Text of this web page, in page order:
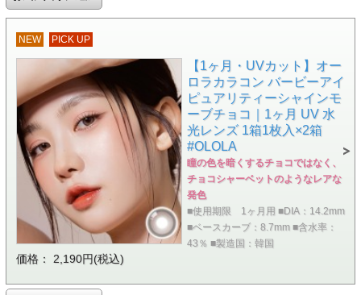
NEW PICK UP
【1ヶ月・UVカット】オー
ロラカラコン バービーアイ
ピュアリティーシャインモ
ーブチョコ｜1ヶ月 UV 水
光レンズ 1箱1枚入×2箱
#OLOLA
瞳の色を暗くするチョコではなく、
チョコシャーベットのようなレアな
発色
■使用期限 1ヶ月用 ■DIA：14.2mm
■ベースカーブ：8.7mm ■含水率：
43％ ■製造国：韓国
価格： 2,190円(税込)